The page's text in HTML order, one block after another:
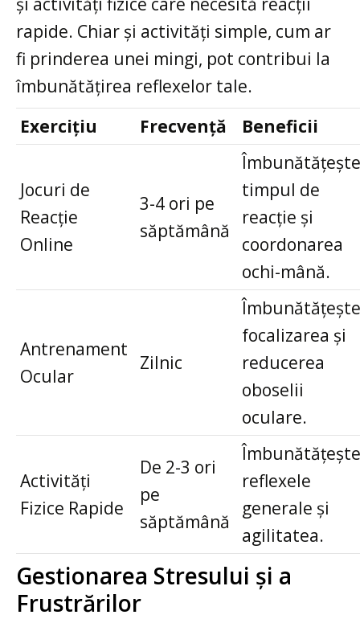
rapide. Chiar și activități simple, cum ar
fi prinderea unei mingi, pot contribui la
îmbunătățirea reflexelor tale.
Exercițiu
Frecvență Beneficii
Jocuri de
Reacție
Online
3-4 ori pe
săptămână
Îmbunătățește
timpul de
reacție și
coordonarea
ochi-mână.
Antrenament
Ocular
Zilnic
Îmbunătățește
focalizarea și
reducerea
oboselii
oculare.
Activități
Fizice Rapide
De 2-3 ori
pe
săptămână
Îmbunătățește
reflexele
generale și
agilitatea.
Gestionarea Stresului și a
Frustrărilor